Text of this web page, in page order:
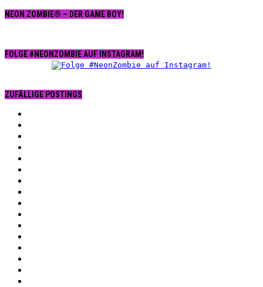
NEON ZOMBIE® – DER GAME BOY!
FOLGE #NEONZOMBIE AUF INSTAGRAM!
ZUFÄLLIGE POSTINGS